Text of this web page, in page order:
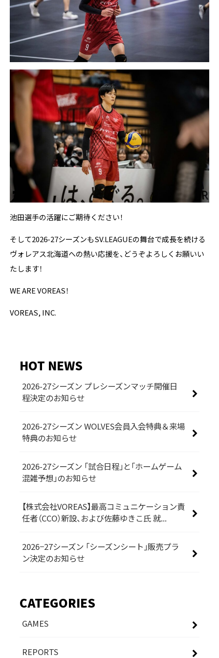
池田選手の活躍にご期待ください！
そして2026-27シーズンもSV.LEAGUEの舞台で成長を続ける
ヴォレアス北海道への熱い応援を、どうぞよろしくお願いい
たします！
WE ARE VOREAS！
VOREAS, INC.
HOT NEWS
2026-27シーズン プレシーズンマッチ開催日
程決定のお知らせ
2026-27シーズン WOLVES会員入会特典＆来場
特典のお知らせ
2026-27シーズン 「試合日程」と「ホームゲーム
混雑予想」のお知らせ
【株式会社VOREAS】最高コミュニケーション責
任者（CCO）新設、および佐藤ゆきこ氏 就...
2026−27シーズン 「シーズンシート」販売プラ
ン決定のお知らせ
CATEGORIES
GAMES
REPORTS